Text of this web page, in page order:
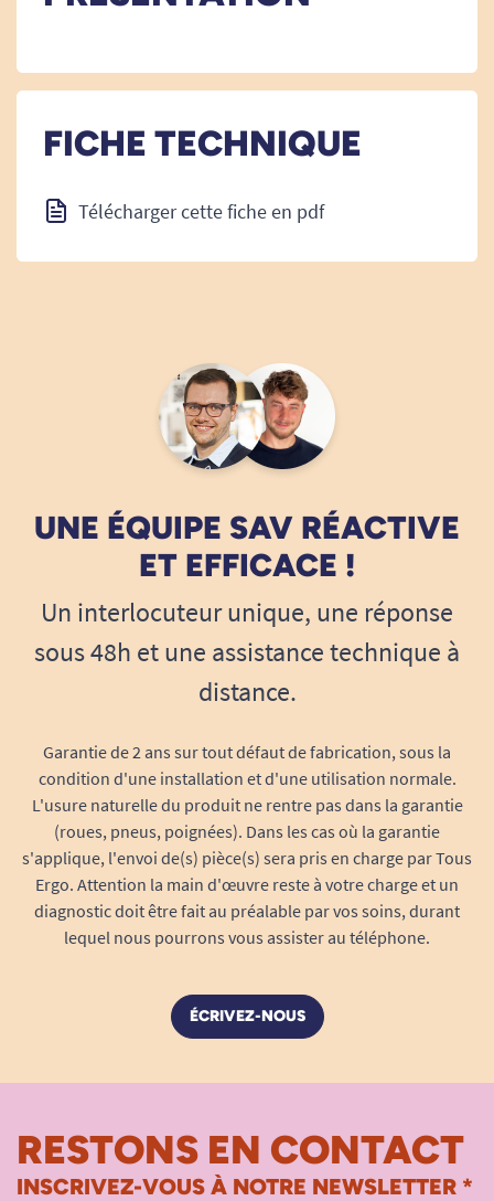
FICHE TECHNIQUE
Télécharger cette fiche en pdf
UNE ÉQUIPE SAV RÉACTIVE
ET EFFICACE !
Un interlocuteur unique, une réponse
sous 48h et une assistance technique à
distance.
Garantie de 2 ans sur tout défaut de fabrication, sous la
condition d'une installation et d'une utilisation normale.
L'usure naturelle du produit ne rentre pas dans la garantie
(roues, pneus, poignées). Dans les cas où la garantie
s'applique, l'envoi de(s) pièce(s) sera pris en charge par Tous
Ergo. Attention la main d'œuvre reste à votre charge et un
diagnostic doit être fait au préalable par vos soins, durant
lequel nous pourrons vous assister au téléphone.
ÉCRIVEZ-NOUS
RESTONS EN CONTACT
INSCRIVEZ-VOUS À NOTRE NEWSLETTER *